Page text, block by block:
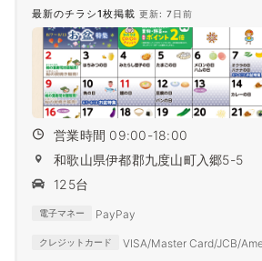
最新のチラシ1枚掲載 更新: 7日前
営業時間 09:00-18:00
和歌山県伊都郡九度山町入郷5-5
125台
電子マネー PayPay
クレジットカード
VISA/Master Card/JCB/